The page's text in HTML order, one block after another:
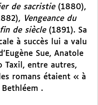
de sacristie (1880),
Vengeance du
de siècle(1891). Sa
à succès lui a valu
Sue, Anatole
Taxil, entre autres,
romans étaient « à
.